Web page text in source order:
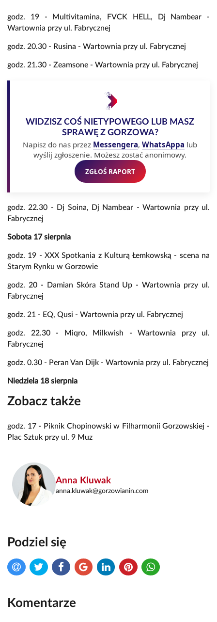
godz. 19 - Multivitamina, FVCK HELL, Dj Nambear -
Wartownia przy ul. Fabrycznej
godz. 20.30 - Rusina - Wartownia przy ul. Fabrycznej
godz. 21.30 - Zeamsone - Wartownia przy ul. Fabrycznej
WIDZISZ COŚ NIETYPOWEGO LUB MASZ
SPRAWĘ Z GORZOWA?
Napisz do nas przez Messengera, WhatsAppa lub
wyślij zgłoszenie. Możesz zostać anonimowy.
ZGŁOŚ RAPORT
godz. 22.30 - Dj Soina, Dj Nambear - Wartownia przy ul.
Fabrycznej
Sobota 17 sierpnia
godz. 19 - XXX Spotkania z Kulturą Łemkowską - scena na
Starym Rynku w Gorzowie
godz. 20 - Damian Skóra Stand Up - Wartownia przy ul.
Fabrycznej
godz. 21 - EQ, Qusi - Wartownia przy ul. Fabrycznej
godz. 22.30 - Miqro, Milkwish - Wartownia przy ul.
Fabrycznej
godz. 0.30 - Peran Van Dijk - Wartownia przy ul. Fabrycznej
Niedziela 18 sierpnia
Zobacz także
godz. 17 - Piknik Chopinowski w Filharmonii Gorzowskiej -
Plac Sztuk przy ul. 9 Muz
Anna Kluwak
anna.kluwak@gorzowianin.com
Podziel się
Komentarze